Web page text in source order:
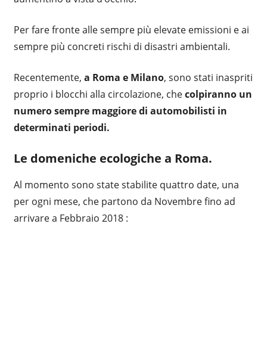
Per fare fronte alle sempre più elevate emissioni e ai
sempre più concreti rischi di disastri ambientali.
Recentemente, a Roma e Milano, sono stati inaspriti
proprio i blocchi alla circolazione, checolpiranno un
numero sempre maggiore di automobilisti in
determinati periodi.
Le domeniche ecologiche a Roma.
Al momento sono state stabilite quattro date, una
per ogni mese, che partono da Novembre fino ad
arrivare a Febbraio 2018 :